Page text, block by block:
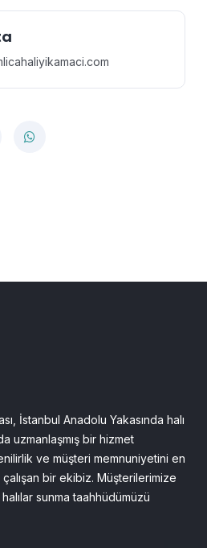
İstanbul Anadolu Yakasında halı
uzmanlaşmış bir hizmet
ve müşteri memnuniyetini en
bir ekibiz. Müşterilerimize
sunma taahhüdümüzü